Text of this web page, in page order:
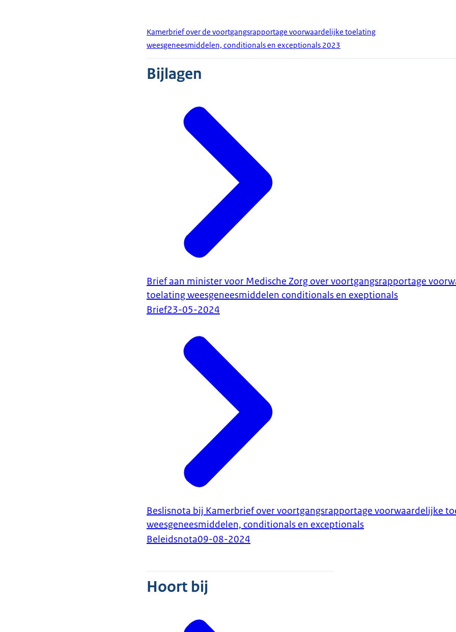
Kamerbrief over de voortgangsrapportage voorwaardelijke toelating
weesgeneesmiddelen, conditionals en exceptionals 2023
Bijlagen
Brief aan minister voor Medische Zorg over voortgangsrapportage
toelating weesgeneesmiddelen conditionals en exeptionals
Brief23-05-2024
Beslisnota bij Kamerbrief over voortgangsrapportage voorwaardelijke
weesgeneesmiddelen, conditionals en exceptionals
Beleidsnota09-08-2024
Hoort bij